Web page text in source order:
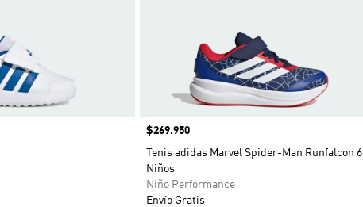
Precio
$269.950
Tenis adidas Marvel Spider-Man Runfalcon 6
Niños
Niño Performance
Envío Gratis